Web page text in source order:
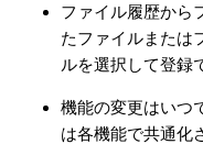
ファイル履歴から
たファイルまたは
ルを選択して登録
機能の変更はいつ
は各機能で共通化